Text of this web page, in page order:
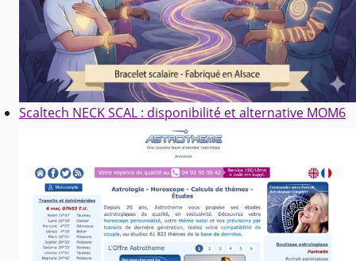
Scaltech NECK SCAL : disponibilité et alternative MOM6